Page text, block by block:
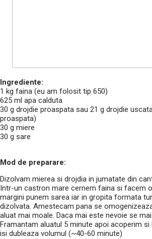
Ingrediente:
1 kg faina (eu am folosit tip 650)
625 ml apa calduta
30 g drojdie proaspata sau 21 g drojdie
proaspata)
30 g miere
30 g sare
Mod de preparare:
Dizolvam mierea si drojdia in jumatate din
Intr-un castron mare cernem faina si facem
margini punem sarea iar in gropita formata
dizolvata. Amestecam pana se
aluat mai moale. Daca mai este nevoie se
Framantam aluatul 5 minute apoi acoperim
isi dubleaza volumul (~40-60 minute)